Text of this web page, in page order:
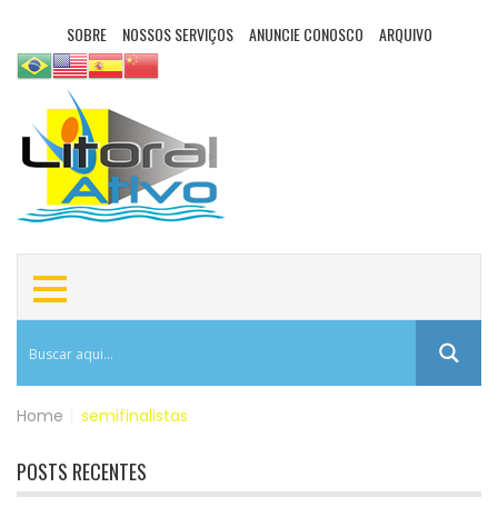
SOBRE NOSSOS SERVIÇOS ANUNCIE CONOSCO ARQUIVO
Home semifinalistas
POSTS RECENTES